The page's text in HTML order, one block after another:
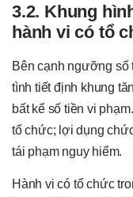
3.2. Khung
hành vi có tổ
Bên cạnh ngưỡng số
tình tiết định khung
bất kể số tiền vi
tổ chức; lợi dụng
tái phạm nguy hiểm.
Hành vi có tổ chức